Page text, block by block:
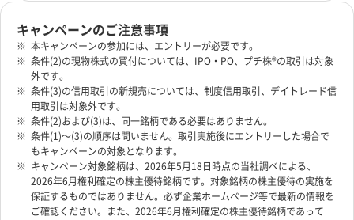
キャンペーンのご注意事項
本キャンペーンの参加には、エントリーが必要です。
条件(2)の現物株式の買付については、IPO・PO、プチ株®の取引は対象
外です。
条件(3)の信用取引の新規売については、制度信用取引、デイトレード信
用取引は対象外です。
条件(2)および(3)は、同一銘柄である必要はありません。
条件(1)～(3)の順序は問いません。取引実施後にエントリーした場合で
もキャンペーンの対象となります。
キャンペーン対象銘柄は、2026年5月18日時点の当社調べによる、
2026年6月権利確定の株主優待銘柄です。対象銘柄の株主優待の実施を
保証するものではありません。必ず企業ホームページ等で最新の情報を
ご確認ください。また、2026年6月権利確定の株主優待銘柄であって